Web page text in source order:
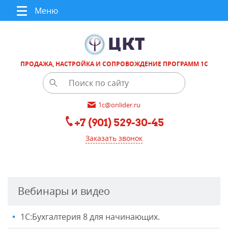
Меню
ПРОДАЖА, НАСТРОЙКА И СОПРОВОЖДЕНИЕ ПРОГРАММ 1С
1c@onlider.ru
+7 (901) 529-30-45
Заказать звонок
Вебинары и видео
1С:Бухгалтерия 8 для начинающих.